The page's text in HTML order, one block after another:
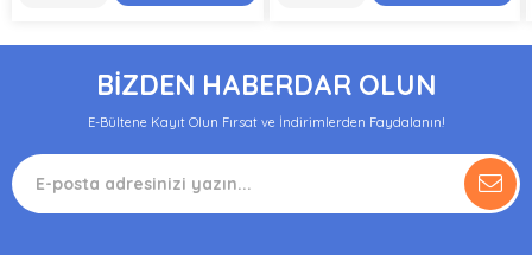
BİZDEN HABERDAR OLUN
E-Bültene Kayıt Olun Fırsat ve İndirimlerden Faydalanın!